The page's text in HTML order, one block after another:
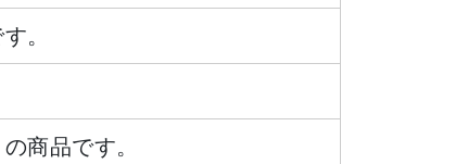
。
商品です。